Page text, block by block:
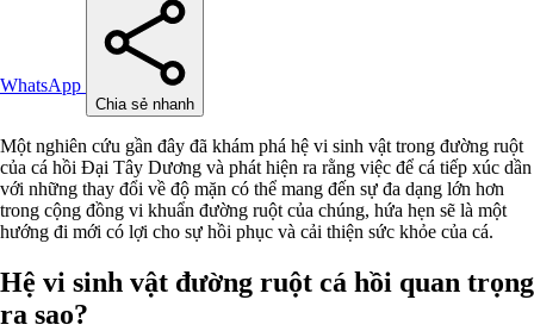
WhatsApp
Chia sẻ nhanh
Một nghiên cứu gần đây đã khám phá hệ vi sinh vật trong đường ruột
của cá hồi Đại Tây Dương và phát hiện ra rằng việc để cá tiếp xúc dần
với những thay đổi về độ mặn có thể mang đến sự đa dạng lớn hơn
trong cộng đồng vi khuẩn đường ruột của chúng, hứa hẹn sẽ là một
hướng đi mới có lợi cho sự hồi phục và cải thiện sức khỏe của cá.
Hệ vi sinh vật đường ruột cá hồi quan trọng
ra sao?